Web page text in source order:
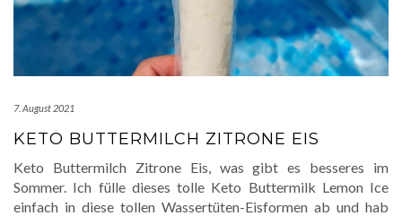
7. August 2021
KETO BUTTERMILCH ZITRONE EIS
Keto Buttermilch Zitrone Eis, was gibt es besseres im
Sommer. Ich fülle dieses tolle Keto Buttermilk Lemon Ice
einfach in diese tollen Wassertüten-Eisformen ab und hab